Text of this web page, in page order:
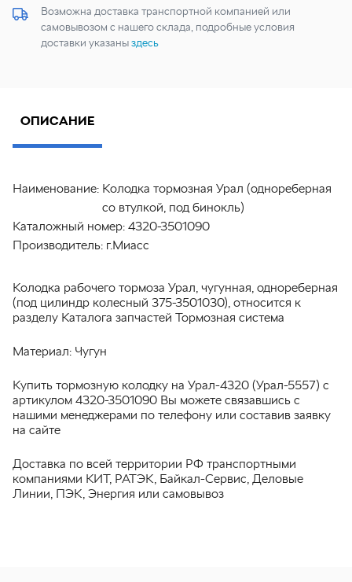
Возможна доставка транспортной компанией или
самовывозом с нашего склада, подробные условия
доставки указаныздесь
ОПИСАНИЕ
Наименование: Колодка тормозная Урал (однореберная
со втулкой, под бинокль)
Каталожный номер: 4320-3501090
Производитель: г.Миасс
Колодка рабочего тормоза Урал, чугунная, однореберная
(под цилиндр колесный 375-3501030), относится к
разделу Каталога запчастей Тормозная система
Материал: Чугун
Купить тормозную колодку на Урал-4320 (Урал-5557) с
артикулом 4320-3501090 Вы можете связавшись с
нашими менеджерами по телефону или составив заявку
на сайте
Доставка по всей территории РФ транспортными
компаниями КИТ, РАТЭК, Байкал-Сервис, Деловые
Линии, ПЭК, Энергия или самовывоз